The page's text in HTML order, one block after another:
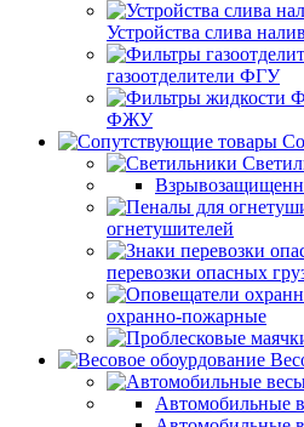
Устройства слива
газоотделители ФГУ
ФЖУ
огнетушителей
перевозки опасных
охранно-пожарные
Автомобильные